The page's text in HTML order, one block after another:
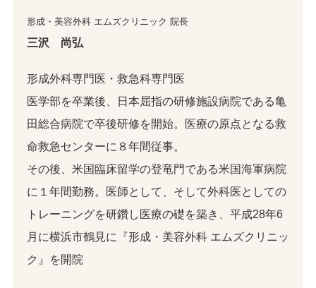
形成・美容外科 エムズクリニック 院長
三沢 尚弘
形成外科専門医・救急科専門医
医学部を卒業後、日本屈指の研修施設病院である亀
田総合病院で卒後研修を開始。医療の原点となる救
命救急センターに８年間従事。
その後、米国臨床留学の登竜門である米国海軍病院
に１年間勤務。医師として、そして外科医としての
トレーニングを研鑽し医療の礎を築き、平成28年6
月に横浜市鶴見に『形成・美容外科 エムズクリニッ
ク』を開院